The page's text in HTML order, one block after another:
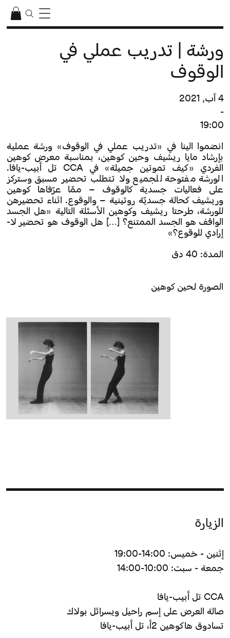
انضموا الينا في «تدريب عملي في الوقوف» ورشة عملية
بإرشاد مايا ريشيف وحين كوهين، بمناسبة معرض كوهين
الفردي «كيف تموتين جميلة» في CCA تل أبيب-يافا.
الورشة مفتوحة للجميع ولا تتطلب تحضير مسبق وستركز
على فعاليات جسدية كالوقوف – ممّا عرّفاها كوهين
وريشيف كحالة جسديّة روتينية – والوقوع. اثناء تحضيرهن
للورشة، طرحتا ريشيف وكوهين الأسئلة التالية «هل الجسد
الواقف هو الجسد الممتنع؟ […] هل الوقوف هو تحضير لا-
إرادي للوقوع؟»
المدة: 40 دق
الصورة لـحين كوهين
ورشة | تدريب عملي في
الوقوف
4 آب, 2021
-
19:00
الزيارة
إثنين - خميس: 14:00-19:00
جمعة - سبت: 10:00-14:00
CCA تل أبيب-يافا
صالة العرض على إسم راحيل ويسرائل بولاك
تسادوق هاكوهين 2أ، تل أبيب-يافا